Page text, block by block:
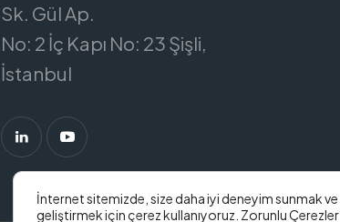
Sk. Gül Ap.
No: 2 İç Kapı No: 23 Şişli,
İstanbul
İnternet sitemizde, size daha iyi deneyim sunmak ve
geliştirmek için çerez kullanıyoruz. Zorunlu Çerezler